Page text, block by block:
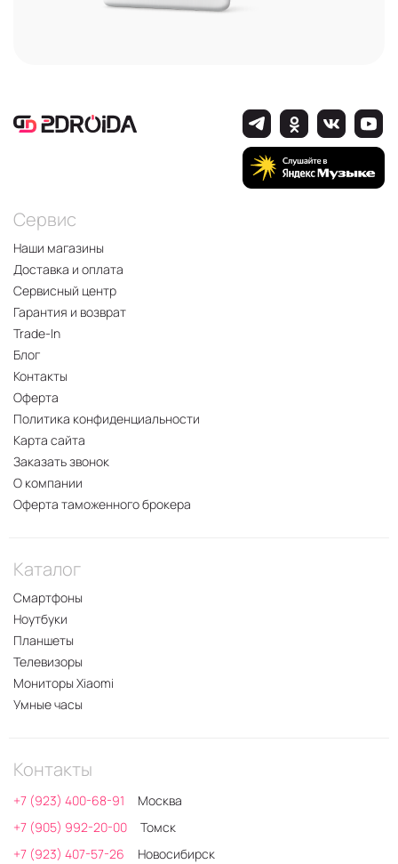
Сервис
Наши магазины
Доставка и оплата
Сервисный центр
Гарантия и возврат
Trade-In
Блог
Контакты
Оферта
Политика конфиденциальности
Карта сайта
Заказать звонок
О компании
Оферта таможенного брокера
Каталог
Смартфоны
Ноутбуки
Планшеты
Телевизоры
Мониторы Xiaomi
Умные часы
Контакты
+7 (923) 400-68-91
Москва
+7 (905) 992-20-00
Томск
+7 (923) 407-57-26
Новосибирск